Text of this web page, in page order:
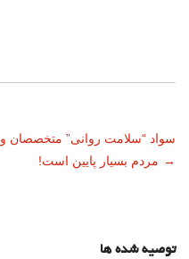
ناوبری
نوشته
سواد “سلامت روانی” متخصصان و
مردم بسیار پایین است! →
توصیه شده ها